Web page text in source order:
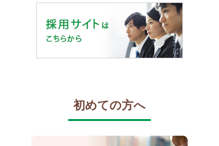
初めての方へ